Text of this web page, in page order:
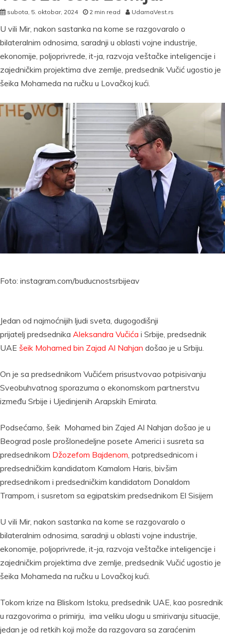
subota, 5. oktobar, 2024 2 min read UdarnaVest.rs
U vili Mir, nakon sastanka na kome se razgovaralo o
bilateralnim odnosima, saradnji u oblasti vojne industrije,
ekonomije, poljoprivrede, it-ja, razvoja veštačke inteligencije i
zajedničkim projektima dve zemlje, predsednik Vučić ugostio je
šeika Mohameda na ručku u Lovačkoj kući.
Foto: instagram.com/buducnostsrbijeav
Jedan od najmoćnijih ljudi sveta, dugogodišnji
prijatelj predsednika Aleksandra Vučića i Srbije, predsednik
UAE šeik Mohamed bin Zajad Al Nahjan došao je u Srbiju.
On je sa predsednikom Vučićem prisustvovao potpisivanju
Sveobuhvatnog sporazuma o ekonomskom partnerstvu
između Srbije i Ujedinjenih Arapskih Emirata.
Podsećamo, šeik Mohamed bin Zajed Al Nahjan došao je u
Beograd posle prošlonedeljne posete Americi i susreta sa
predsednikom Džozefom Bajdenom , potpredsednicom i
predsedničkim kandidatom Kamalom Haris, bivšim
predsednikom i predsedničkim kandidatom Donaldom
Trampom, i susretom sa egipatskim predsednikom El Sisijem
U vili Mir, nakon sastanka na kome se razgovaralo o
bilateralnim odnosima, saradnji u oblasti vojne industrije,
ekonomije, poljoprivrede, it-ja, razvoja veštačke inteligencije i
zajedničkim projektima dve zemlje, predsednik Vučić ugostio je
šeika Mohameda na ručku u Lovačkoj kući.
Tokom krize na Bliskom Istoku, predsednik UAE, kao posrednik
u razgovorima o primirju, ima veliku ulogu u smirivanju situacije,
jedan je od retkih koji može da razgovara sa zaraćenim